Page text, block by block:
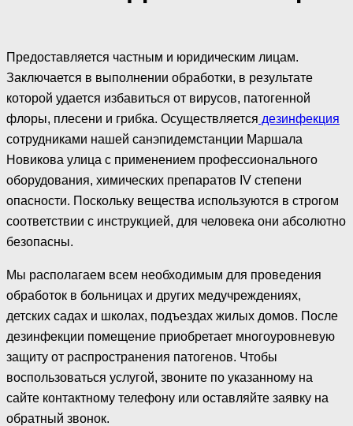
Предоставляется частным и юридическим лицам.
Заключается в выполнении обработки, в результате
которой удается избавиться от вирусов, патогенной
флоры, плесени и грибка. Осуществляется дезинфекция
сотрудниками нашей санэпидемстанции Маршала
Новикова улица с применением профессионального
оборудования, химических препаратов IV степени
опасности. Поскольку вещества используются в строгом
соответствии с инструкцией, для человека они абсолютно
безопасны.
Мы располагаем всем необходимым для проведения
обработок в больницах и других медучреждениях,
детских садах и школах, подъездах жилых домов. После
дезинфекции помещение приобретает многоуровневую
защиту от распространения патогенов. Чтобы
воспользоваться услугой, звоните по указанному на
сайте контактному телефону или оставляйте заявку на
обратный звонок.